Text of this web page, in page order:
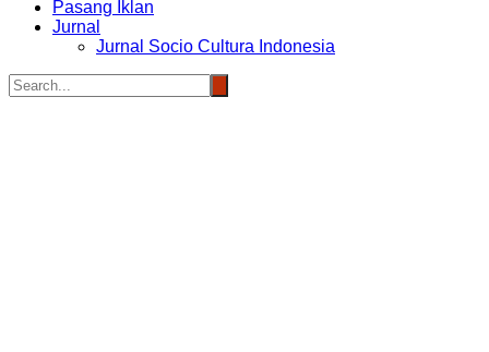
Pasang Iklan
Jurnal
Jurnal Socio Cultura Indonesia